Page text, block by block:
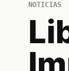
NOTICIAS